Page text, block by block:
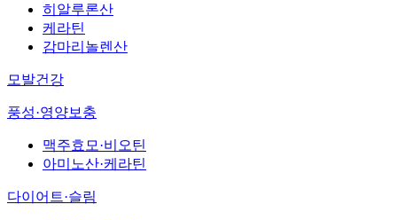
히알루론산
케라틴
감마리놀렌산
모발건강
풍성·영양보충
맥주효모·비오틴
아미노산·케라틴
다이어트·슬림